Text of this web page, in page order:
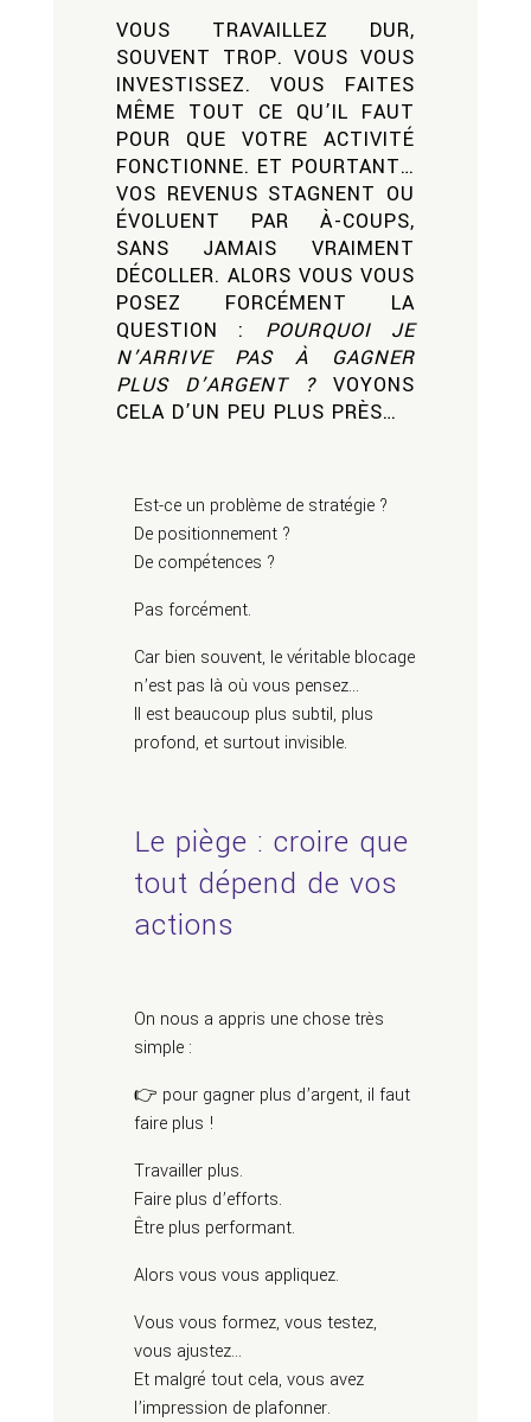
VOUS TRAVAILLEZ DUR,
SOUVENT TROP. VOUS VOUS
INVESTISSEZ. VOUS FAITES
MÊME TOUT CE QU’IL FAUT
POUR QUE VOTRE ACTIVITÉ
FONCTIONNE. ET POURTANT…
VOS REVENUS STAGNENT OU
ÉVOLUENT PAR À-COUPS,
SANS JAMAIS VRAIMENT
DÉCOLLER. ALORS VOUS VOUS
POSEZ FORCÉMENT LA
QUESTION : POURQUOI JE
N’ARRIVE PAS À GAGNER
PLUS D’ARGENT ?VOYONS
CELA D’UN PEU PLUS PRÈS…
Est-ce un problème de stratégie ?
De positionnement ?
De compétences ?
Pas forcément.
Car bien souvent, le véritable blocage
n’est pas là où vous pensez…
Il est beaucoup plus subtil, plus
profond, et surtout invisible.
Le piège : croire que
tout dépend de vos
actions
On nous a appris une chose très
simple :
👉 pour gagner plus d’argent, il faut
faire plus !
Travailler plus.
Faire plus d’efforts.
Être plus performant.
Alors vous vous appliquez.
Vous vous formez, vous testez,
vous ajustez…
Et malgré tout cela, vous avez
l’impression de plafonner.